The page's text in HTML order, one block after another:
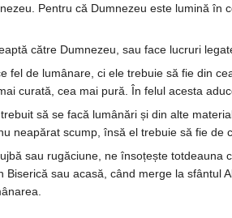
Pentru că Dumnezeu este lumină
către Dumnezeu, sau face lucruri
fel de lumânare, ci ele trebuie să fie din
curată, cea mai pură. În felul acesta
să se facă lumânări și din alte
neapărat scump, însă el trebuie să fie de
sau rugăciune, ne însoțește
Biserică sau acasă, când merge la sfântul